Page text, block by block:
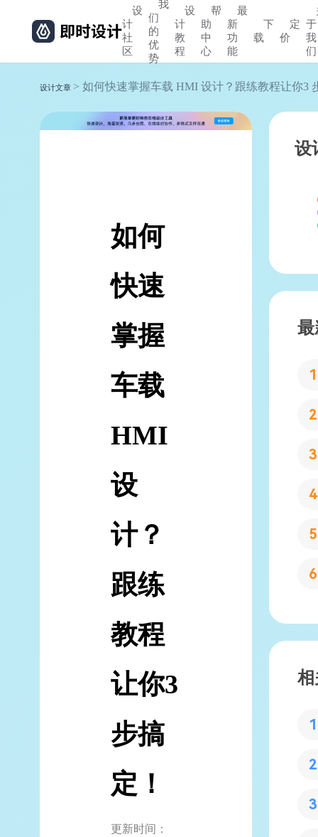
设
计
社
区
我
们
的
优
势
设
计
教
程
帮
助
中
心
最
新
功
能
下
载
定
价
于
我
们
设计文章 > 如何快速掌握车载 HMI 设计？跟练教程让你3
如何
快速
掌握
车载
HMI
设
计？
跟练
教程
让你3
步搞
定！
更新时间：
设
最
相